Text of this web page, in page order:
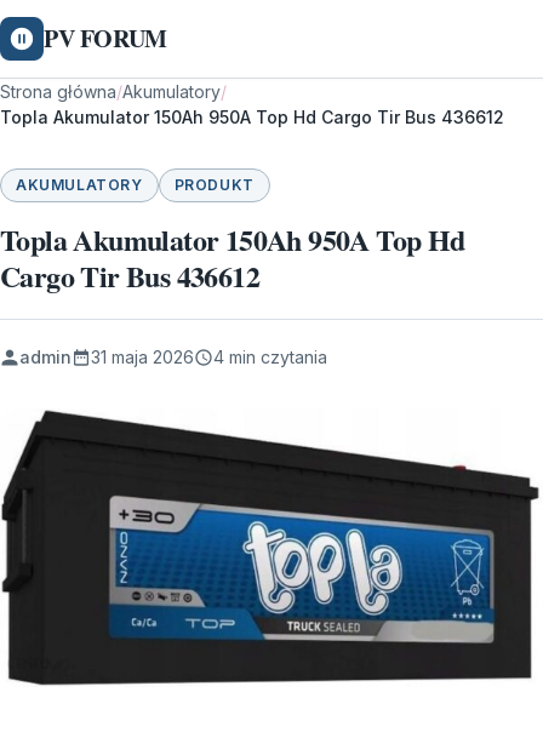
PV FORUM
Strona główna/Akumulatory/
Topla Akumulator 150Ah 950A Top Hd Cargo Tir Bus 436612
AKUMULATORY PRODUKT
Topla Akumulator 150Ah 950A Top Hd
Cargo Tir Bus 436612
admin 31 maja 2026 4 min czytania